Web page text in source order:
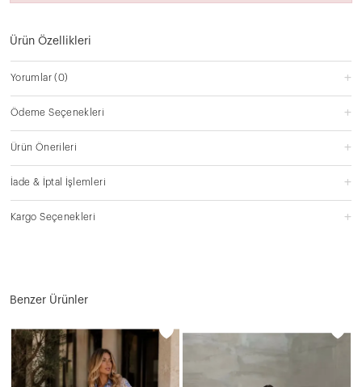
Ürün Özellikleri
Yorumlar(0)
Ödeme Seçenekleri
Ürün Önerileri
İade & İptal İşlemleri
Kargo Seçenekleri
Benzer Ürünler